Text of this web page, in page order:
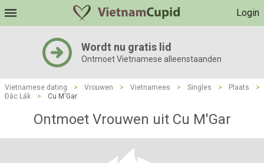
Login
Wordt nu gratis lid
Ontmoet Vietnamese alleenstaanden
Vietnamese dating > Vrouwen > Vietnamees > Singles > Plaats
>
Ðắc Lắk
> Cu M'Gar
Ontmoet Vrouwen uit Cu M'Gar